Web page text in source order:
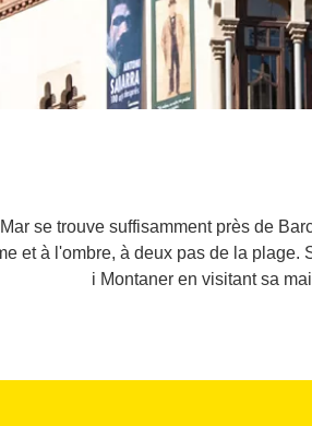
se trouve suffisamment près de
et à l'ombre, à deux pas de la
i Montaner en visitant sa